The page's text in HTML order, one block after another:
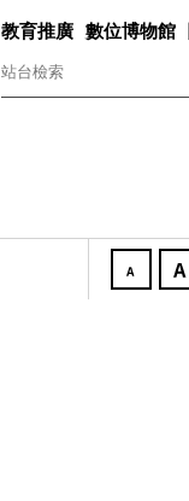
教育推廣 數位博物館